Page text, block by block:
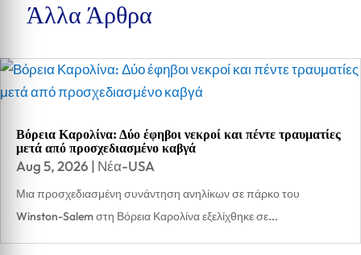
Άλλα Άρθρα
Βόρεια Καρολίνα: Δύο έφηβοι νεκροί και πέντε τραυματίες
μετά από προσχεδιασμένο καβγά
Aug 5, 2026 | Νέα-USA
Μια προσχεδιασμένη συνάντηση ανηλίκων σε πάρκο του
Winston-Salem στη Βόρεια Καρολίνα εξελίχθηκε σε...